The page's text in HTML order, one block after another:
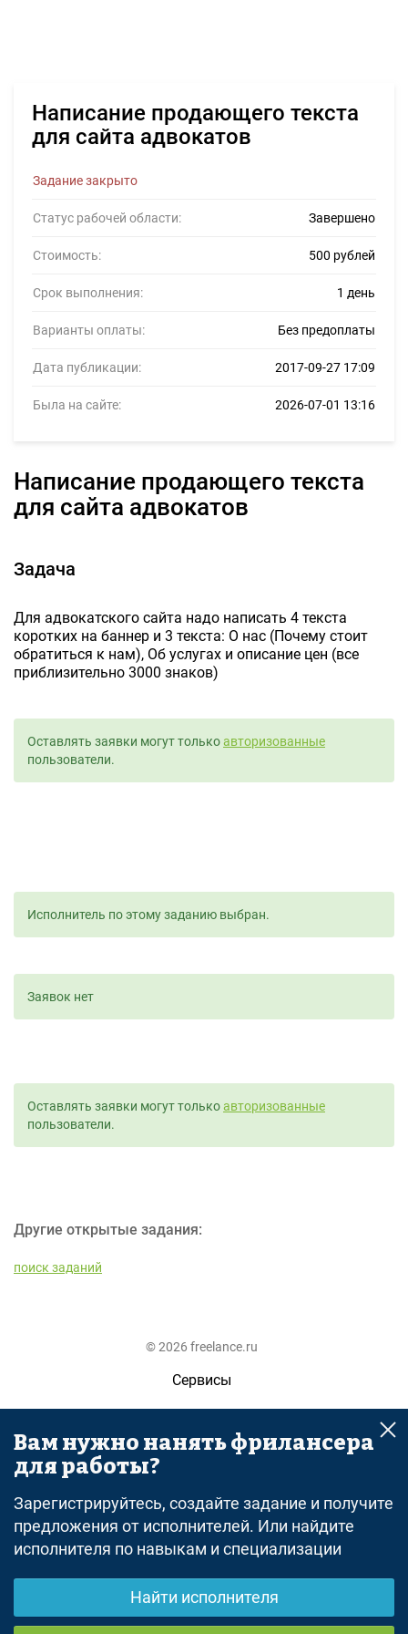
Написание продающего текста
для сайта адвокатов
Задание закрыто
Статус рабочей области: Завершено
Стоимость: 500 рублей
Срок выполнения: 1 день
Варианты оплаты: Без предоплаты
Дата публикации: 2017-09-27 17:09
Была на сайте: 2026-07-01 13:16
Написание продающего текста
для сайта адвокатов
Задача
Для адвокатского сайта надо написать 4 текста
коротких на баннер и 3 текста: О нас (Почему стоит
обратиться к нам), Об услугах и описание цен (все
приблизительно 3000 знаков)
Оставлять заявки могут толькоавторизованные
пользователи.
Исполнитель по этому заданию выбран.
Заявок нет
Оставлять заявки могут толькоавторизованные
пользователи.
Другие открытые задания:
поиск заданий
© 2026 freelance.ru
Сервисы
Помощь
Поиск
Оферта
Политика конфиденциальности
Дисклеймер о ЗоЗПП
Отказ от ответственности
Вам нужно нанять фрилансера
для работы?
Зарегистрируйтесь, создайте задание и получите
предложения от исполнителей. Или найдите
исполнителя по навыкам и специализации
Найти исполнителя